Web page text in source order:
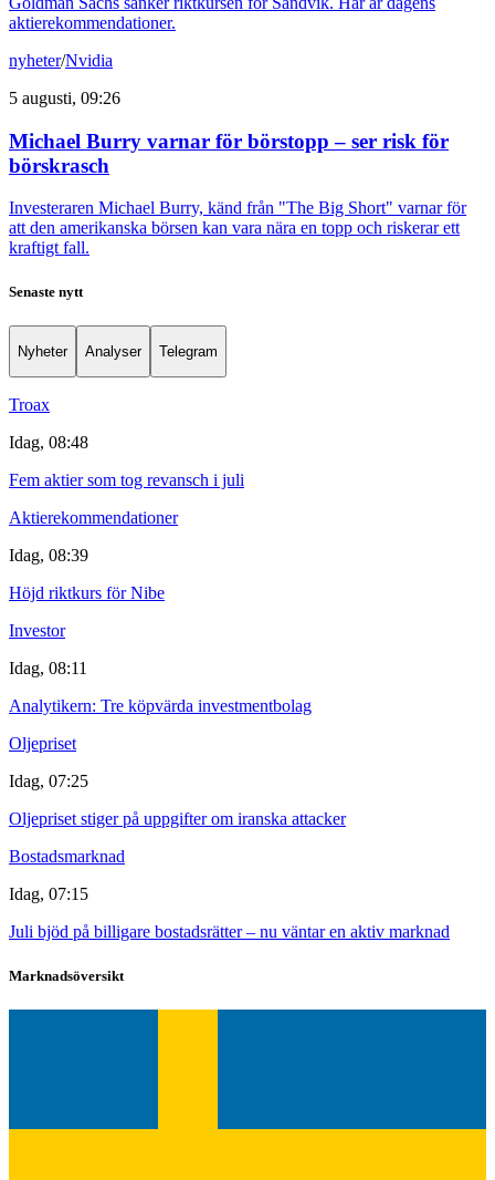
aktierekommendationer.
nyheter/Nvidia
5 augusti, 09:26
Michael Burry varnar för börstopp – ser risk för
börskrasch
Investeraren Michael Burry, känd från "The Big Short" varnar för
att den amerikanska börsen kan vara nära en topp och riskerar ett
kraftigt fall.
Senaste nytt
Nyheter Analyser Telegram
Troax
Idag, 08:48
Fem aktier som tog revansch i juli
Aktierekommendationer
Idag, 08:39
Höjd riktkurs för Nibe
Investor
Idag, 08:11
Analytikern: Tre köpvärda investmentbolag
Oljepriset
Idag, 07:25
Oljepriset stiger på uppgifter om iranska attacker
Bostadsmarknad
Idag, 07:15
Juli bjöd på billigare bostadsrätter – nu väntar en aktiv marknad
Marknadsöversikt